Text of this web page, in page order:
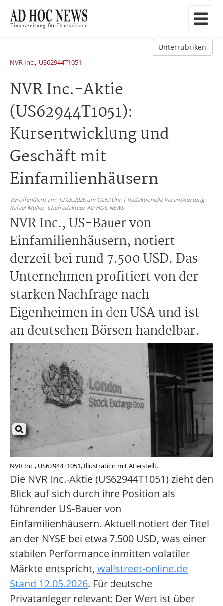
Unterrubriken
NVR Inc., US62944T1051
NVR Inc.-Aktie
(US62944T1051):
Kursentwicklung und
Geschäft mit
Einfamilienhäusern
Veröffentlicht am: 12.05.2026 um 19:57 Uhr | Redaktionelle Verantwortung:
Rafael Müller, Chefredakteur AD HOC NEWS
NVR Inc., US-Bauer von
Einfamilienhäusern, notiert
derzeit bei rund 7.500 USD. Das
Unternehmen profitiert von der
starken Nachfrage nach
Eigenheimen in den USA und ist
an deutschen Börsen handelbar.
NVR Inc., US62944T1051, Illustration mit AI erstellt.
Die NVR Inc.-Aktie (US62944T1051) zieht den
Blick auf sich durch ihre Position als
führender US-Bauer von
Einfamilienhäusern. Aktuell notiert der Titel
an der NYSE bei etwa 7.500 USD, was einer
stabilen Performance inmitten volatiler
Märkte entspricht, wallstreet-online.de
Stand 12.05.2026. Für deutsche
Privatanleger relevant: Der Wert ist über